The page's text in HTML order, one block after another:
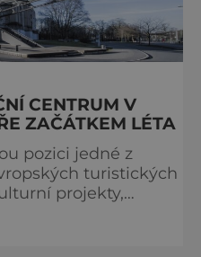
CENTRUM V
ZAČÁTKEM LÉTA
pozici jedné z
turistických
projekty,
památek přitahují